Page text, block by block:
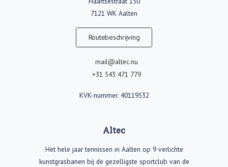
7121 WK Aalten
Routebeschrijving
mail@altec.nu
+31 543 471 779
KVK-nummer: 40119532
Altec
Het hele jaar tennissen in Aalten op 9 verlichte
kunstgrasbanen bij de gezelligste sportclub van de